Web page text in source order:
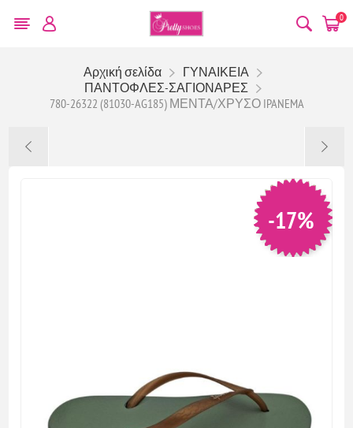
0
Αρχική σελίδα
ΓΥΝΑΙΚΕΙΑ
ΠΑΝΤΟΦΛΕΣ-ΣΑΓΙΟΝΑΡΕΣ
780-26322 (81030-AG185) ΜΕΝΤΑ/ΧΡΥΣΟ IPANEMA
-17%